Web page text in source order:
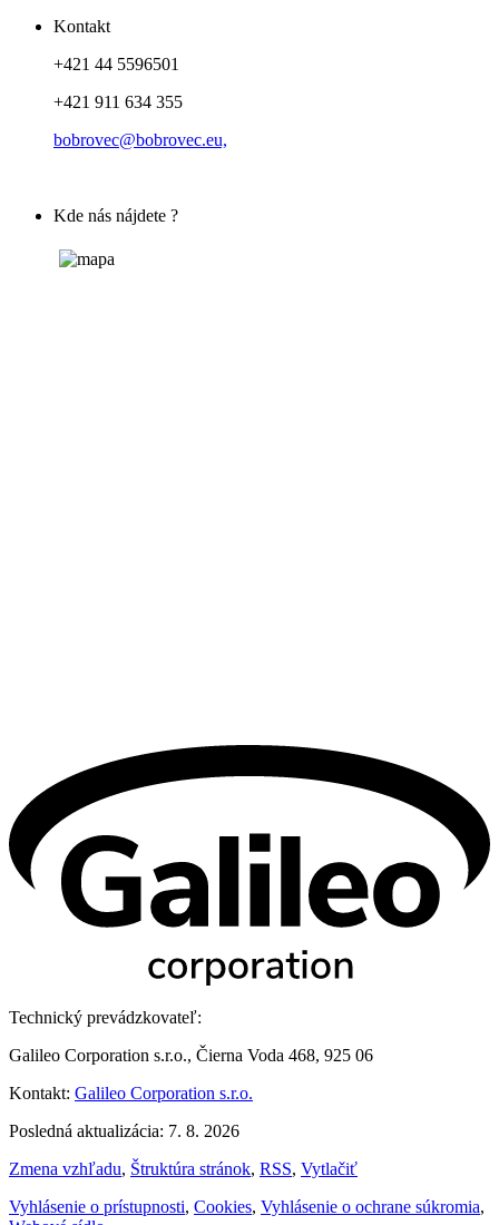
Kontakt
+421 44 5596501
+421 911 634 355
bobrovec@bobrovec.eu,
Kde nás nájdete ?
Technický prevádzkovateľ:
Galileo Corporation s.r.o., Čierna Voda 468, 925 06
Kontakt: Galileo Corporation s.r.o.
Posledná aktualizácia: 7. 8. 2026
Zmena vzhľadu, Štruktúra stránok, RSS, Vytlačiť
Vyhlásenie o prístupnosti, Cookies, Vyhlásenie o ochrane súkromia,